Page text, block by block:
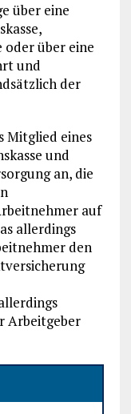
über eine
oder über eine
und
der
Mitglied eines
und
an, die
auf
allerdings
den
Arbeitgeber